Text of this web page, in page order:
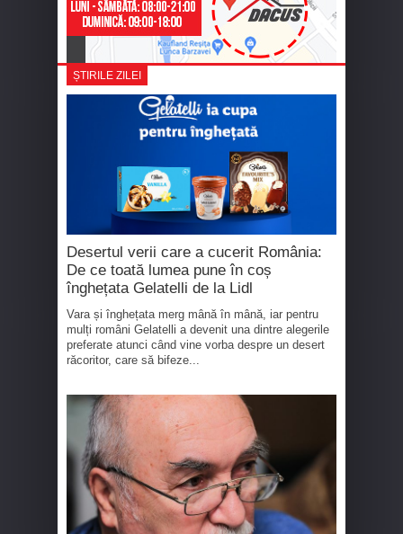
ȘTIRILE ZILEI
Desertul verii care a cucerit România:
De ce toată lumea pune în coș
înghețata Gelatelli de la Lidl
Vara și înghețata merg mână în mână, iar pentru
mulți români Gelatelli a devenit una dintre alegerile
preferate atunci când vine vorba despre un desert
răcoritor, care să bifeze...